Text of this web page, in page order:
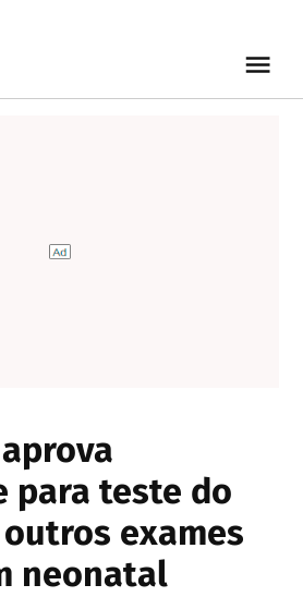
para teste do
exames
neonatal